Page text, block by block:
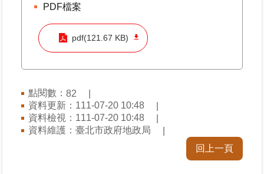
申
辦
業
PDF檔案
pdf(121.67 KB)
點閱數： 82
資料更新：111-07-20 10:48
資料檢視：111-07-20 10:48
資料維護：臺北市政府地政局
回上一頁